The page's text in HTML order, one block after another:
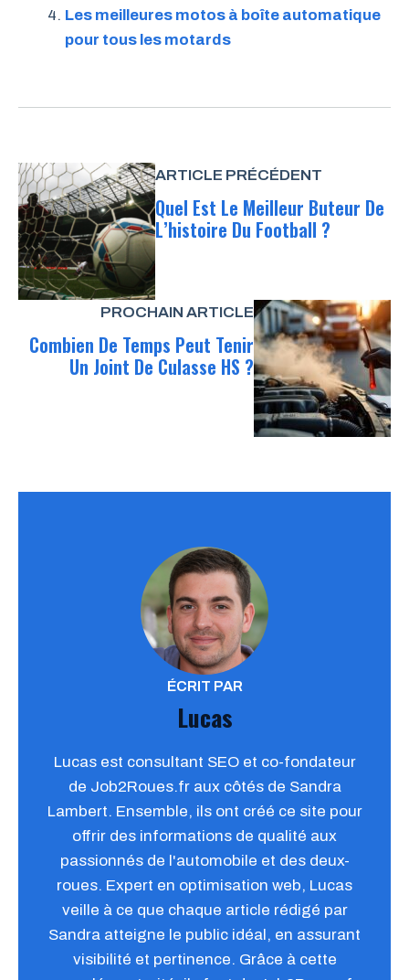
Les meilleures motos à boîte automatique
pour tous les motards
ARTICLE PRÉCÉDENT
Quel Est Le Meilleur Buteur De
L’histoire Du Football ?
PROCHAIN ARTICLE
Combien De Temps Peut Tenir
Un Joint De Culasse HS ?
ÉCRIT PAR
Lucas
Lucas est consultant SEO et co-fondateur
de Job2Roues.fr aux côtés de Sandra
Lambert. Ensemble, ils ont créé ce site pour
offrir des informations de qualité aux
passionnés de l'automobile et des deux-
roues. Expert en optimisation web, Lucas
veille à ce que chaque article rédigé par
Sandra atteigne le public idéal, en assurant
visibilité et pertinence. Grâce à cette